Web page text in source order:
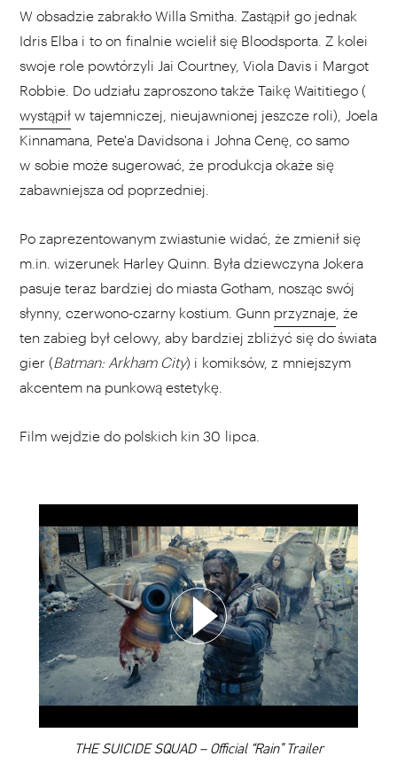
W obsadzie zabrakło Willa Smitha. Zastąpił go jednak
Idris Elba i to on finalnie wcielił się Bloodsporta. Z kolei
swoje role powtórzyli Jai Courtney, Viola Davis i Margot
Robbie. Do udziału zaproszono także Taikę Waititiego (
wystąpił w tajemniczej, nieujawnionej jeszcze roli), Joela
Kinnamana, Pete'a Davidsona i Johna Cenę, co samo
w sobie może sugerować, że produkcja okaże się
zabawniejsza od poprzedniej.
Po zaprezentowanym zwiastunie widać, że zmienił się
m.in. wizerunek Harley Quinn. Była dziewczyna Jokera
pasuje teraz bardziej do miasta Gotham, nosząc swój
słynny, czerwono-czarny kostium. Gunn przyznaje , że
ten zabieg był celowy, aby bardziej zbliżyć się do świata
gier (Batman: Arkham City) i komiksów, z mniejszym
akcentem na punkową estetykę.
Film wejdzie do polskich kin 30 lipca.
00:00
THE SUICIDE SQUAD – Official “Rain” Trailer
WYBIERZ SWOJĄ PLAYLISTĘ
DODAJ TEN FILM DO PLAYLISTY